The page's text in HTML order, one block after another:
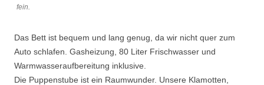
fein.
Das Bett ist bequem und lang genug, da wir nicht quer zum
Auto schlafen. Gasheizung, 80 Liter Frischwasser und
Warmwasseraufbereitung inklusive.
Die Puppenstube ist ein Raumwunder. Unsere Klamotten,